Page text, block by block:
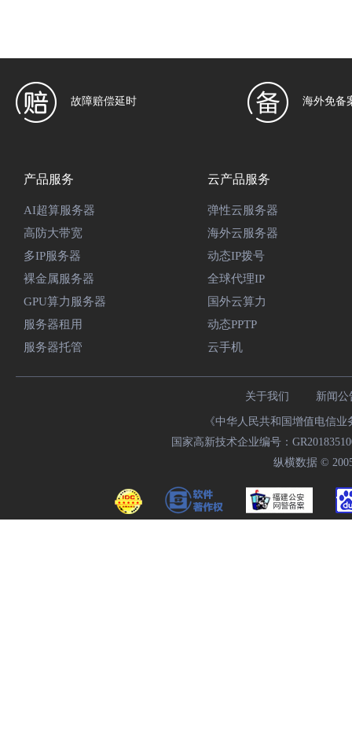
故障赔偿延时 海外免备
产品服务
AI超算服务器
高防大带宽
多IP服务器
裸金属服务器
GPU算力服务器
服务器租用
服务器托管
云产品服务
弹性云服务器
海外云服务器
动态IP拨号
全球代理IP
国外云算力
动态PPTP
云手机
关于我们 新闻公
《中华人民共和国增值电信
国家高新技术企业编号：
纵横数据 ©